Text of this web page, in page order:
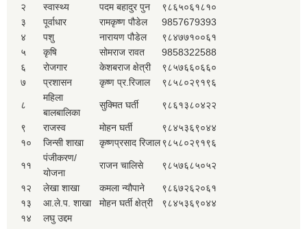
२
स्वास्थ्य पदम बहादुर पुन
९८६५०६१८१०
३
पूर्वाधार रामकृष्ण पौडेल
9857679393
४
पशु नारायण पौडेल
९८४७७१००६१
५
कृषि सोमराज रावत
9858322588
६
रोजगार केशबराज क्षेत्री
९८५७६६०६६०
७
प्रशासन कृष्ण प्र.रिजाल ९८५८०२९१९६
८
महिला
बालबालिका
सुक्मित घर्ती ९८६१३८०४२२
९ राजस्व मोहन घर्ती
९८४५३६९०४४
१०
जिन्सी शाखा कृष्णप्रसाद रिजाल९८५८०२९१९६
११
पंजीकरण/
योजना
राजन चालिसे ९८५७६८५०५२
१२ लेखा शाखा कमला न्यौपाने
९८६७२६२०६१
१३
आ.ले.प. शाखा मोहन घर्ती क्षेत्री
९८४५३६९०४४
१४
लघु उद्दम